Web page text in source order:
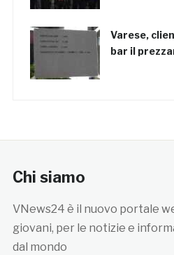
Varese,
bar il
Chi siamo
VNews24 è il nuovo portale
giovani, per le notizie e
dal mondo